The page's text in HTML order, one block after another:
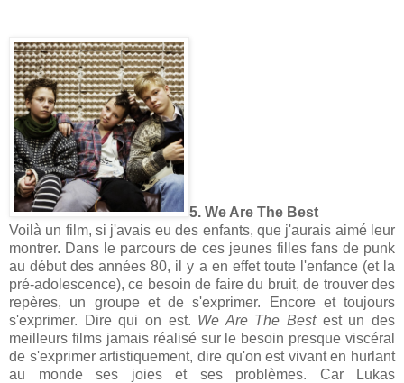
5. We Are The Best
Voilà un film, si j'avais eu des enfants, que j'aurais aimé leur
montrer. Dans le parcours de ces jeunes filles fans de punk
au début des années 80, il y a en effet toute l'enfance (et la
pré-adolescence), ce besoin de faire du bruit, de trouver des
repères, un groupe et de s'exprimer. Encore et toujours
s'exprimer. Dire qui on est. We Are The Bestest un des
meilleurs films jamais réalisé sur le besoin presque viscéral
de s'exprimer artistiquement, dire qu'on est vivant en hurlant
au monde ses joies et ses problèmes. Car Lukas